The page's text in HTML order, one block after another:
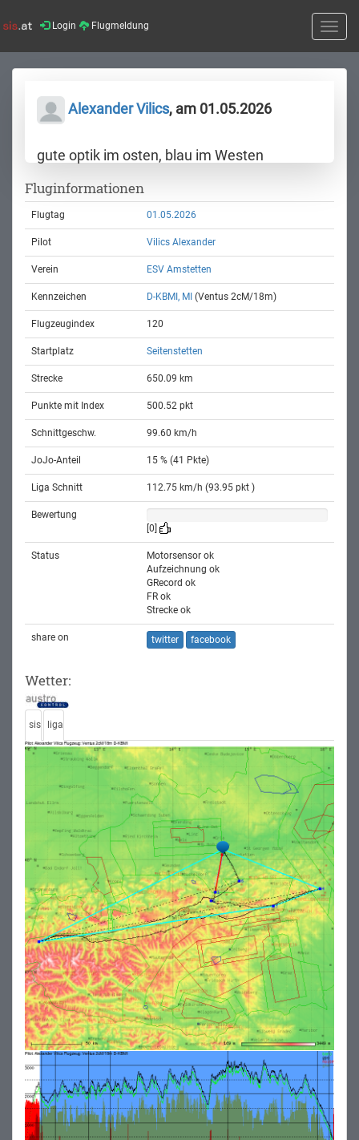
Login Flugmeldung
Toggle
Alexander Vilics, am 01.05.2026
gute optik im osten, blau im Westen
Fluginformationen
Flugtag 01.05.2026
Pilot Vilics Alexander
Verein ESV Amstetten
Kennzeichen D-KBMI, MI (Ventus 2cM/18m)
Flugzeugindex 120
Startplatz Seitenstetten
Strecke 650.09 km
Punkte mit Index 500.52 pkt
Schnittgeschw. 99.60 km/h
JoJo-Anteil 15 % (41 Pkte)
Liga Schnitt 112.75 km/h (93.95 pkt )
Bewertung
[0]
Status
Motorsensor ok
Aufzeichnung ok
GRecord ok
FR ok
Strecke ok
share on twitter facebook
Wetter:
sis liga